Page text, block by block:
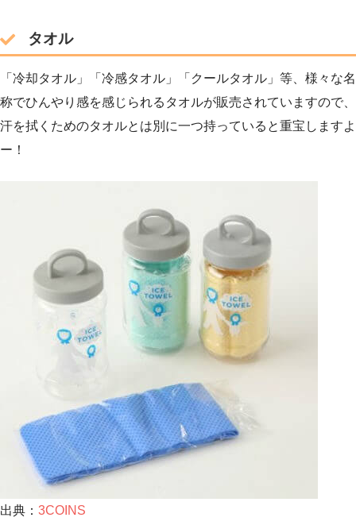
タオル
「冷却タオル」「冷感タオル」「クールタオル」等、様々な名
称でひんやり感を感じられるタオルが販売されていますので、
汗を拭くためのタオルとは別に一つ持っていると重宝しますよ
ー！
出典： 3COINS